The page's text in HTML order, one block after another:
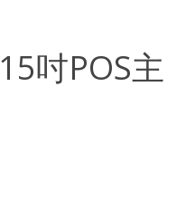
吋POS主